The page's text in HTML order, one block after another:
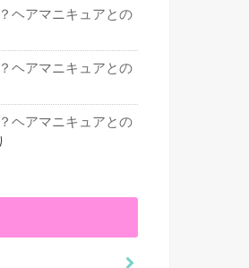
ヘアマニキュアとの
ヘアマニキュアとの
ヘアマニキュアとの